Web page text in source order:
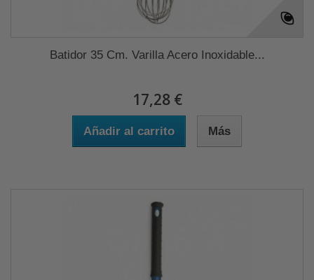
Batidor 35 Cm. Varilla Acero Inoxidable...
17,28 €
Añadir al carrito Más